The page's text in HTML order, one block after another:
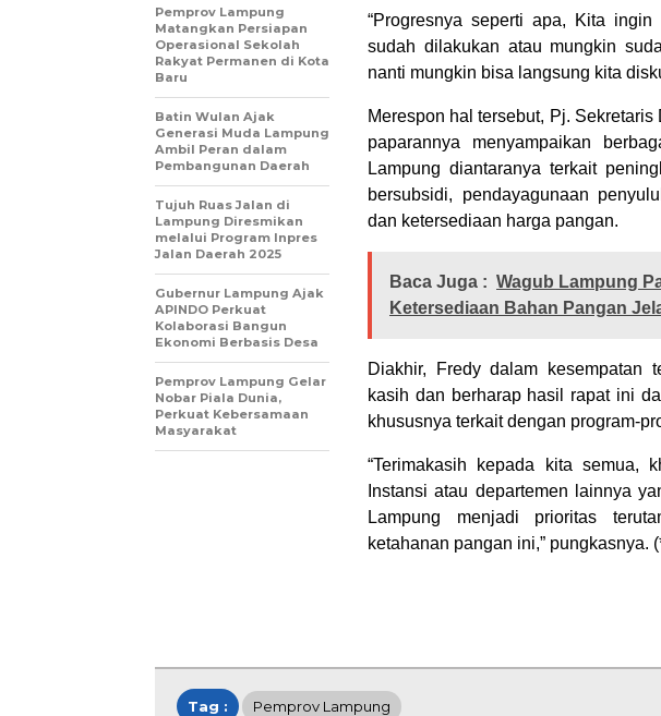
“Progresnya seperti apa, Kita
sudah dilakukan atau mungkin
nanti mungkin bisa langsung kita
Merespon hal tersebut, Pj.
paparannya menyampaikan
Lampung diantaranya terkait
bersubsidi, pendayagunaan
dan ketersediaan harga pangan.
Baca Juga : Wagub Lampung
Ketersediaan Bahan Pangan
Diakhir, Fredy dalam kesempatan
kasih dan berharap hasil rapat ini
khususnya terkait dengan program-
“Terimakasih kepada kita semua,
Instansi atau departemen lainnya
Lampung menjadi prioritas
ketahanan pangan ini,” pungkasnya.
Pemprov Lampung
Matangkan Persiapan
Operasional Sekolah
Rakyat Permanen di Kota
Baru
Batin Wulan Ajak
Generasi Muda Lampung
Ambil Peran dalam
Pembangunan Daerah
Tujuh Ruas Jalan di
Lampung Diresmikan
melalui Program Inpres
Jalan Daerah 2025
Gubernur Lampung Ajak
APINDO Perkuat
Kolaborasi Bangun
Ekonomi Berbasis Desa
Pemprov Lampung Gelar
Nobar Piala Dunia,
Perkuat Kebersamaan
Masyarakat
Tag : Pemprov Lampung